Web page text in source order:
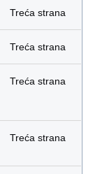
Treća strana
Treća strana
Treća strana
Treća strana